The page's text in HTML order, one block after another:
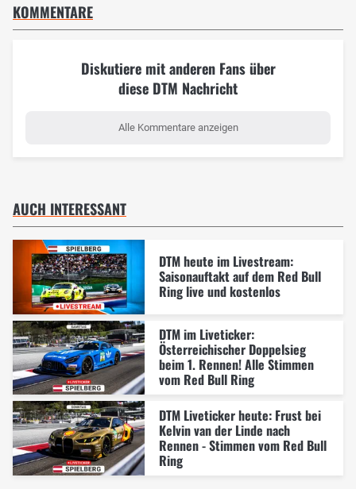
KOMMENTARE
Diskutiere mit anderen Fans über
diese DTM Nachricht
Alle Kommentare anzeigen
AUCH INTERESSANT
DTM heute im Livestream:
Saisonauftakt auf dem Red Bull
Ring live und kostenlos
DTM im Liveticker:
Österreichischer Doppelsieg
beim 1. Rennen! Alle Stimmen
vom Red Bull Ring
DTM Liveticker heute: Frust bei
Kelvin van der Linde nach
Rennen - Stimmen vom Red Bull
Ring